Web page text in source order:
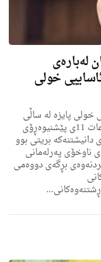
له‌باره‌ی
ژماره‌ (3)ی ئاساییی خولی
ژماره‌ (3)ی ئاساییی خولی پایزه‌ له ساڵی
یه‌كه‌می‌ خولی پێنجه‌می هه‌ڵبژاردن كه‌ سه‌عات 11ی پێشنیوه‌ڕۆی
كاری دانیشتنه‌كه‌ بریتی بوو
ناوخۆی په‌رله‌مانی
بڕگه‌ی دووه‌می